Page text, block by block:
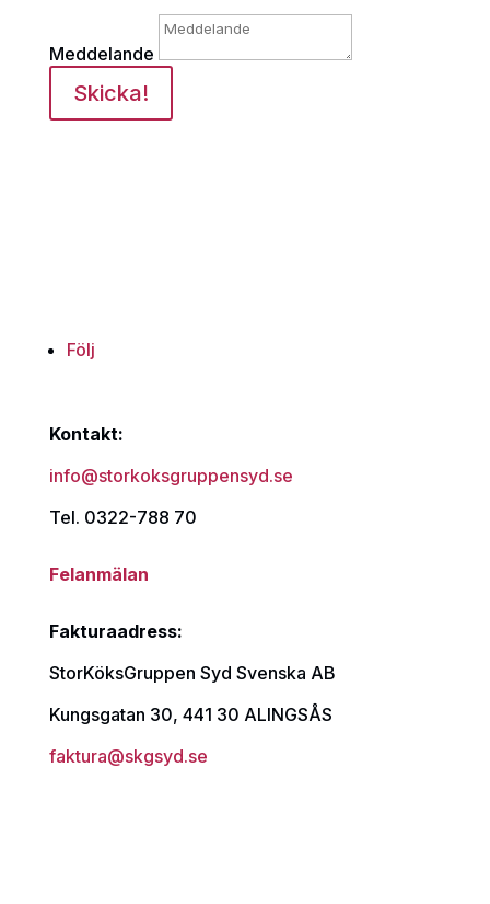
Meddelande
Skicka!
Följ
Kontakt:
info@storkoksgruppensyd.se
Tel. 0322-788 70
Felanmälan
Fakturaadress:
StorKöksGruppen Syd Svenska AB
Kungsgatan 30, 441 30 ALINGSÅS
faktura@skgsyd.se